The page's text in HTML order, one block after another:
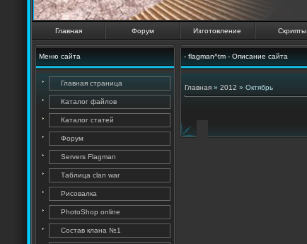
Главная Форум Изготовление Скрипты
Меню сайта
Главная страница
Каталог файлов
Каталог статей
Форум
Servers Flagman
Таблица clan war
Рисовалка
PhotoShop online
Состав клана №1
- flagman^tm - Описание сайта
Главная » 2012 » Октябрь